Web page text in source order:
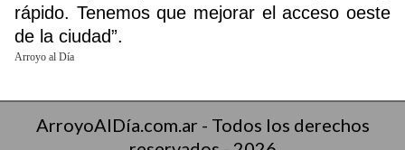
rápido. Tenemos que mejorar el acceso oeste
de la ciudad”.
Arroyo al Día
ArroyoAlDía.com.ar - Todos los derechos